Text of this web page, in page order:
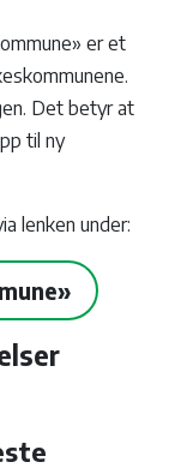
er et
Det betyr at
til ny
lenken under: